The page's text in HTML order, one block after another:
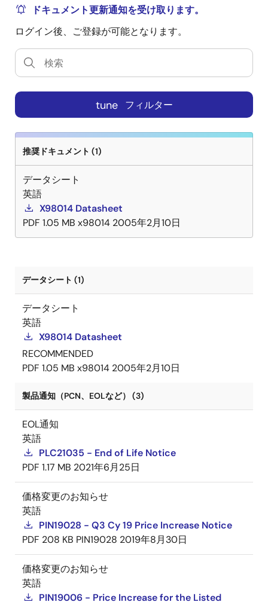
ドキュメント更新通知を受け取ります。
ログイン後、ご登録が可能となります。
tune フィルター
推奨ドキュメント (1)
データシート
英語
X98014 Datasheet
PDF 1.05 MB x98014 2005年2月10日
データシート (1)
データシート
英語
X98014 Datasheet
RECOMMENDED
PDF 1.05 MB x98014 2005年2月10日
製品通知（PCN、EOLなど） (3)
EOL通知
英語
PLC21035 - End of Life Notice
PDF 1.17 MB 2021年6月25日
価格変更のお知らせ
英語
PIN19028 - Q3 Cy 19 Price Increase Notice
PDF 208 KB PIN19028 2019年8月30日
価格変更のお知らせ
英語
PIN19006 - Price Increase for the Listed